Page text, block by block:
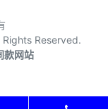
Reserved.
款网站